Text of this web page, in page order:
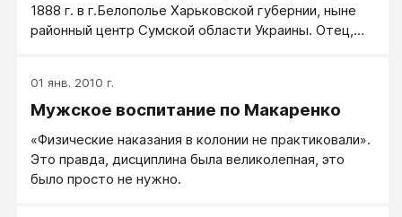
1888 г. в г.Белополье Харьковской губернии, ныне
районный центр Сумской области Украины. Отец,
железнодорожного депо Харьковской железной
дороги. Мать, Татьяна Михайловна, урожденная
1895 г. семилетнего Антона отдают в двухклассное
начальное училище. Январь 1901 г. - семья
Макаренко переезжает в г.Крюков и Антон
01 янв. 2010 г.
Мужское воспитание по Макаренко
«Физические наказания в колонии не практиковали».
Это правда, дисциплина была великолепная, это
было просто не нужно.